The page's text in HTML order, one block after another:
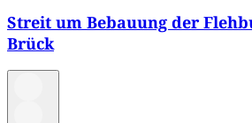
Streit um Bebauung der
Brück